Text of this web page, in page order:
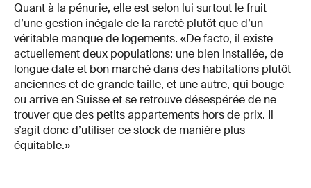
Quant à la pénurie, elle est selon lui surtout le fruit
d’une gestion inégale de la rareté plutôt que d’un
véritable manque de logements. «De facto, il existe
actuellement deux populations: une bien installée, de
longue date et bon marché dans des habitations plutôt
anciennes et de grande taille, et une autre, qui bouge
ou arrive en Suisse et se retrouve désespérée de ne
trouver que des petits appartements hors de prix. Il
s’agit donc d’utiliser ce stock de manière plus
équitable.»